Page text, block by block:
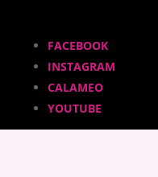
FACEBOOK
INSTAGRAM
CALAMEO
YOUTUBE